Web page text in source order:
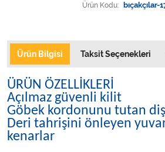
Ürün Kodu: bıçakçılar-
Ürün Bilgisi Taksit Seçenekleri
ÜRÜN ÖZELLİKLERİ
Açılmaz güvenli kilit
Göbek kordonunu tutan
Deri tahrişini önleyen
kenarlar